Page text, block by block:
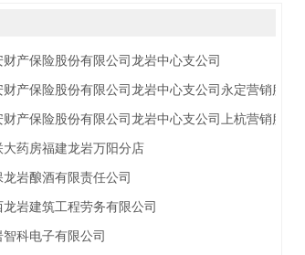
财产保险股份有限公司龙岩中心支公司
财产保险股份有限公司龙岩中心支公司永定营销服务部
财产保险股份有限公司龙岩中心支公司上杭营销服务部
大药房福建龙岩万阳分店
龙岩酿酒有限责任公司
龙岩建筑工程劳务有限公司
智科电子有限公司